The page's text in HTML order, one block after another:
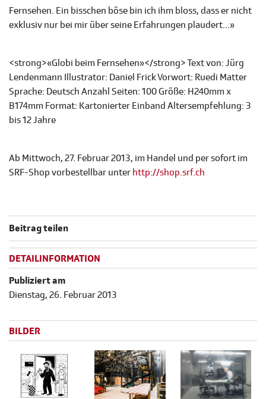
Fernsehen. Ein bisschen böse bin ich ihm bloss, dass er nicht
exklusiv nur bei mir über seine Erfahrungen plaudert...»
<strong>«Globi beim Fernsehen»</strong> Text von: Jürg
Lendenmann Illustrator: Daniel Frick Vorwort: Ruedi Matter
Sprache: Deutsch Anzahl Seiten: 100 Größe: H240mm x
B174mm Format: Kartonierter Einband Altersempfehlung: 3
bis 12 Jahre
Ab Mittwoch, 27. Februar 2013, im Handel und per sofort im
SRF-Shop vorbestellbar unter http://shop.srf.ch
Beitrag teilen
DETAILINFORMATION
Publiziert am
Dienstag, 26. Februar 2013
BILDER